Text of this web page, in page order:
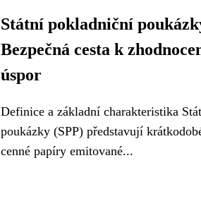
Státní pokladniční
Bezpečná cesta k
úspor
Definice a základní charakteristika
poukázky (SPP) představují
cenné papíry emitované...